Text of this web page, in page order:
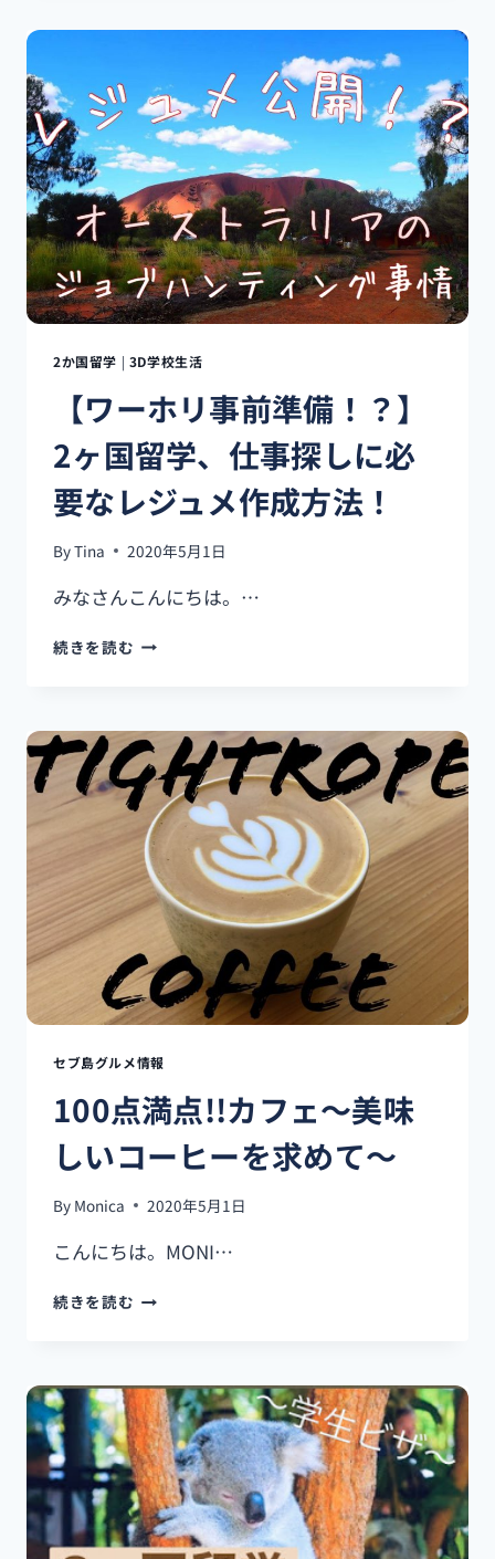
ェ
イ
ル！？
第
二
弾】
持
ち
込
み
デ
イ
し
み
た！！
2か国留学 | 3D学校生活
【ワーホリ事前準備！？】
2ヶ国留学、仕事探しに必
要なレジュメ作成方法！
ByTina 2020年5月1日
みなさんこんにちは。…
続きを読む 【ワ
事
前
準
備！？】
2
ヶ
国
留
学、
事
探
し
必
な
レ
ジ
ュ
メ
成
方
セブ島グルメ情報
100点満点!!カフェ～美味
しいコーヒーを求めて～
By Monica 2020年5月1日
こんにちは。MONI…
続きを読む 100
カ
フ
ェ
～
美
味
し
い